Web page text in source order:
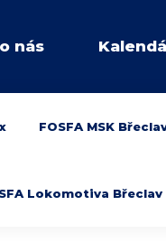
nás
FOSFA MSK
Lokomotiva